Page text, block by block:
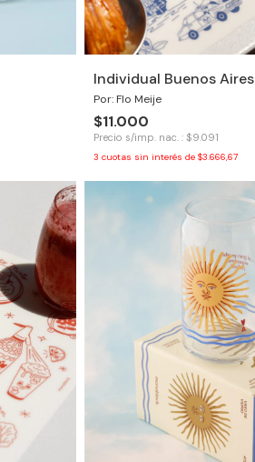
Individual Buenos
Por: Flo Meije
$11.000
Precio s/imp. nac. : $9.091
3 cuotas sin interés de$3.666,67